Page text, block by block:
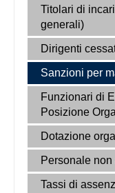
Titolari di
generali)
Dirigenti
Sanzioni per
Funzionari di
Posizione
Dotazione
Personale
Tassi di